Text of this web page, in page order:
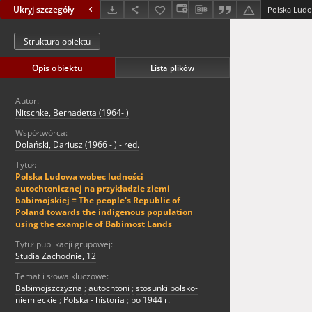
Ukryj szczegóły
Struktura obiektu
Opis obiektu Lista plików
Autor:
Nitschke, Bernadetta (1964- )
Współtwórca:
Dolański, Dariusz (1966 - ) - red.
Tytuł:
Polska Ludowa wobec ludności
autochtonicznej na przykładzie ziemi
babimojskiej = The people's Republic of
Poland towards the indigenous population
using the example of Babimost Lands
Tytuł publikacji grupowej:
Studia Zachodnie, 12
Temat i słowa kluczowe:
Babimojszczyzna ; autochtoni ; stosunki polsko-
niemieckie ; Polska - historia ; po 1944 r.